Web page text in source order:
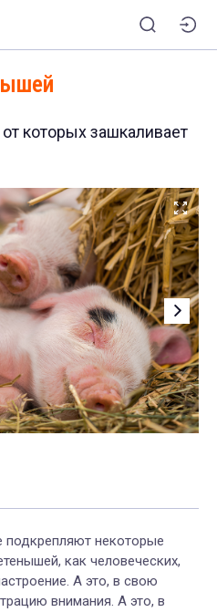
которых зашкаливает
подкрепляют некоторые
как человеческих,
А это, в свою
внимания. А это, в